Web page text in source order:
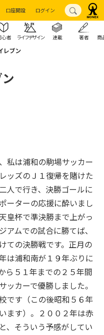
口座開設 ログイン
心者 ライフデザイン 連載 著者 商
レブン
私は浦和の駒場サッカー
ッズのＪ１復帰を賭けた
人で行き、決勝ゴールに
ーターの応援に酔いまし
皇杯で準決勝まで上がっ
アムでの試合に勝てば、
ての決勝戦です。正月の
は浦和南が１９年ぶりに
ら５１年までの２５年間
ッカーで優勝しました。
です（この後昭和５６年
ます）。２００２年は赤
、そういう予感がしてい